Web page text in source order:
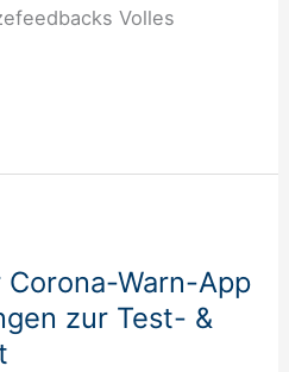
Volles
Warn-App
zur Test- &